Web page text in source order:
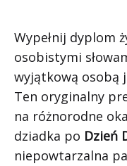
Wypełnij dyplom
osobistymi
wyjątkową osobą
Ten oryginalny
na różnorodne
dziadka po Dzień
niepowtarzalna